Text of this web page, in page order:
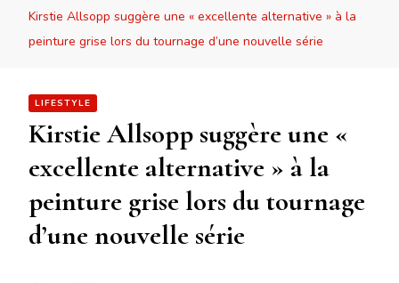
Kirstie Allsopp suggère une « excellente alternative » à la
peinture grise lors du tournage d’une nouvelle série
LIFESTYLE
Kirstie Allsopp suggère une «
excellente alternative » à la
peinture grise lors du tournage
d’une nouvelle série